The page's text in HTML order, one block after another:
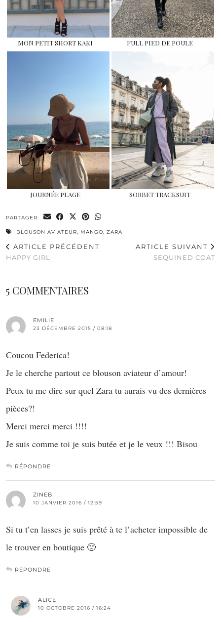
MON PETIT SHORT KAKI FULL PIED DE POULE
JOURNÉE PLAGE SORBET TRACKSUIT
PARTAGER:
BLOUSON AVIATEUR MANGO ZARA
ARTICLE PRÉCÉDENT
HAPPY GIRL
ARTICLE SUIVANT
SEQUINED COAT
5 COMMENTAIRES
EMILIE
23 DÉCEMBRE 2015 / 08:18
Coucou Federica!
Je le cherche partout ce blouson aviateur d’amour!
Peux tu me dire sur quel Zara tu aurais vu des dernières
pièces?!
Merci merci merci !!!!
Je suis comme toi je suis butée et je le veux !!! Bisou
RÉPONDRE
ZINEB
10 JANVIER 2016 / 12:59
Si tu t’en lasses je suis prêté à te l’acheter impossible de
le trouver en boutique 🙁
RÉPONDRE
ALICE
10 OCTOBRE 2016 / 16:24